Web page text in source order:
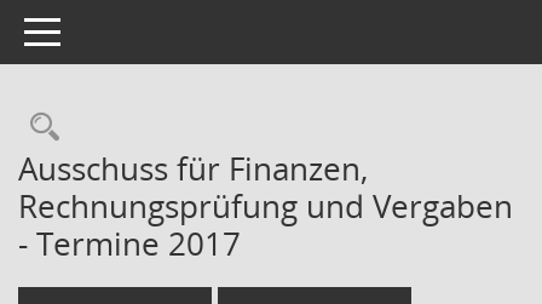
Toggle navigation
Rechercheauswahl
Ausschuss für Finanzen,
Rechnungsprüfung und Vergaben
- Termine 2017